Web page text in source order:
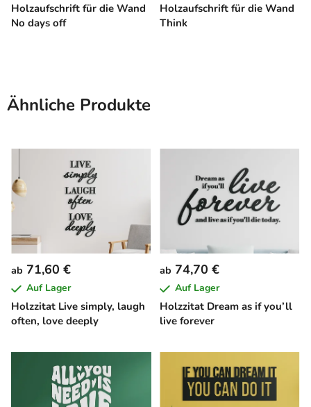
Holzaufschrift für die Wand
No days off
Holzaufschrift für die Wand
Think
Ähnliche Produkte
Holzzitat Live simply, laugh
often, love deeply
ab 71,60 €
Auf Lager
Holzzitat Dream as if you’ll
live forever
ab 74,70 €
Auf Lager